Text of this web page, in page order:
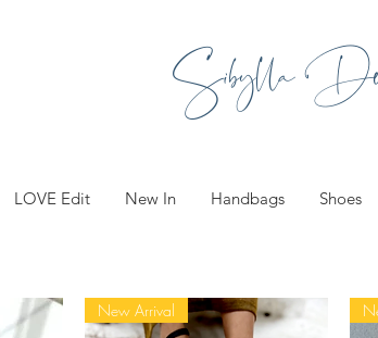
Sibylla
LOVE Edit New In Handbags Shoes
New Arrival